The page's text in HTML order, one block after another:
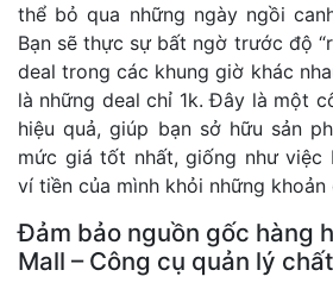
thể bỏ qua những ngày ngồi
Bạn sẽ thực sự bất ngờ trước độ
deal trong các khung giờ khác
là những deal chỉ 1k. Đây là một
hiệu quả, giúp bạn sở hữu sản
mức giá tốt nhất, giống như việc
ví tiền của mình khỏi những
Đảm bảo nguồn gốc hàng
Mall – Công cụ quản lý